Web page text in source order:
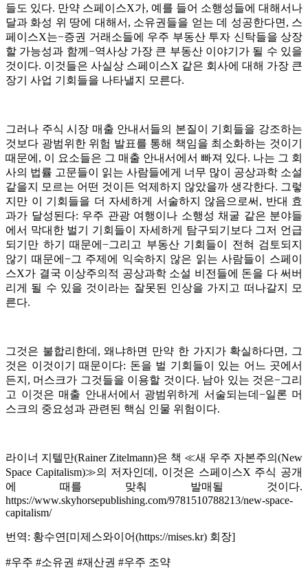
들도 있다. 만약 스페이스X가, 예를 들어 소행성들에 대해서나
달과 화성 위 땅에 대해서, 소유권들을 얻는 데 성공한다면, 스
페이스X는−증권 거래소들에 우주 부동산 투자 신탁들을 상장
할 가능성과 함께−역사상 가장 큰 부동산 이야기가 될 수 있을
것이다. 이것들은 사실상 스페이스X 같은 회사에 대해 가장 큰
장기 사업 기회들을 나타낼지 모른다.
그러나 주식 시장 매출 안내서들의 본질이 기회들을 강조하는
것보다 광범위한 위험 발표를 통해 책임을 최소화하는 것이기
때문에, 이 요소들은 그 매출 안내서에서 빠져 있다. 나는 그 회
사의 법률 고문들이 읽는 사람들에게 너무 많이 공상과학 소설
같을지 모르는 어떤 것이든 억제하지 않았을까 생각한다. 그렇
지만 이 기회들을 더 자세하게 서술하지 않음으로써, 반대 효
과가 달성된다: 우주 관광 여행이나 소행성 채굴 같은 분야들
에서 막대한 벌기 기회들이 자세하게 탐구되기보다 그저 언급
되기만 하기 때문에−그리고 부동산 기회들이 전혀 검토되지
않기 때문에−그 주제에 익숙하지 않은 읽는 사람들이 스페이
스X가 결국 이상주의적 공상과학 소설 비전들에 돈을 다 써버
리게 될 수 있을 것이라는 잘못된 인상을 가지고 떠나갈지 모
른다.
그것은 불합리한데, 왜냐하면 만약 한 가지가 확실하다면, 그
것은 이것이기 때문이다: 돈을 벌 기회들이 있는 어느 곳에서
든지, 머스크가 그것들을 이용할 것이다. 남아 있는 것은−그리
고 이것은 매출 안내서에서 광범위하게 서술되는데−일론 머
스크의 중요성과 관련된 핵심 인물 위험이다.
라이너 지텔만(Rainer Zitelmann)은 책 ≪새 우주 자본주의(New
Space Capitalism)≫의 저자인데, 이것은 스페이스X 주식 공개
에 때를 맞춰 발매될 것이다.
https://www.skyhorsepublishing.com/9781510788213/new-space-
capitalism/
번역: 황수연[미제스와이어(https://mises.kr) 회장]
#우주 #소유권 #재산권 #우주 조약